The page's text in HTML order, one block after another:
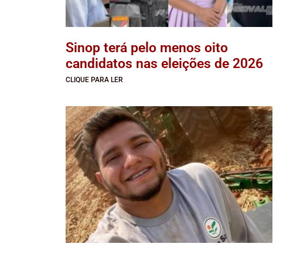
Sinop terá pelo menos oito
candidatos nas eleições de 2026
CLIQUE PARA LER